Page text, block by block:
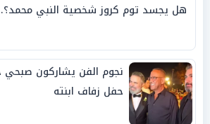
هل يجسد توم كروز شخصية النبي محمد؟..
نجوم الفن يشاركون
حفل زفاف ابنته